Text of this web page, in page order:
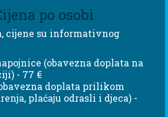
po osobi
cijene su informativnog
(obavezna doplata na
- 77 €
doplata prilikom
plaćaju odrasli i djeca) -